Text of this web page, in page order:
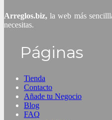
Arreglos.biz,la web más
necesitas.
Páginas
Tienda
Contacto
Añade tu Negocio
Blog
FAQ